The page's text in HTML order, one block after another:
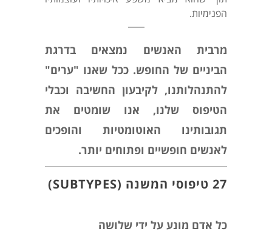
הפנימיות.
מרבית האנשים נמצאים בדרגת
הביניים של החופש. ככל שאנו "ערים"
להתנהלותנו, לקיבעון החשיבה וכבלי
הטיפוס שלנו, אנו שומטים את
תגובותינו האוטומטיות והופכים
לאנשים חופשיים ופתוחים יותר.
27 טיפוסי המשנה (
SUBTYPES
)
כל אדם מונע על ידי שלושה